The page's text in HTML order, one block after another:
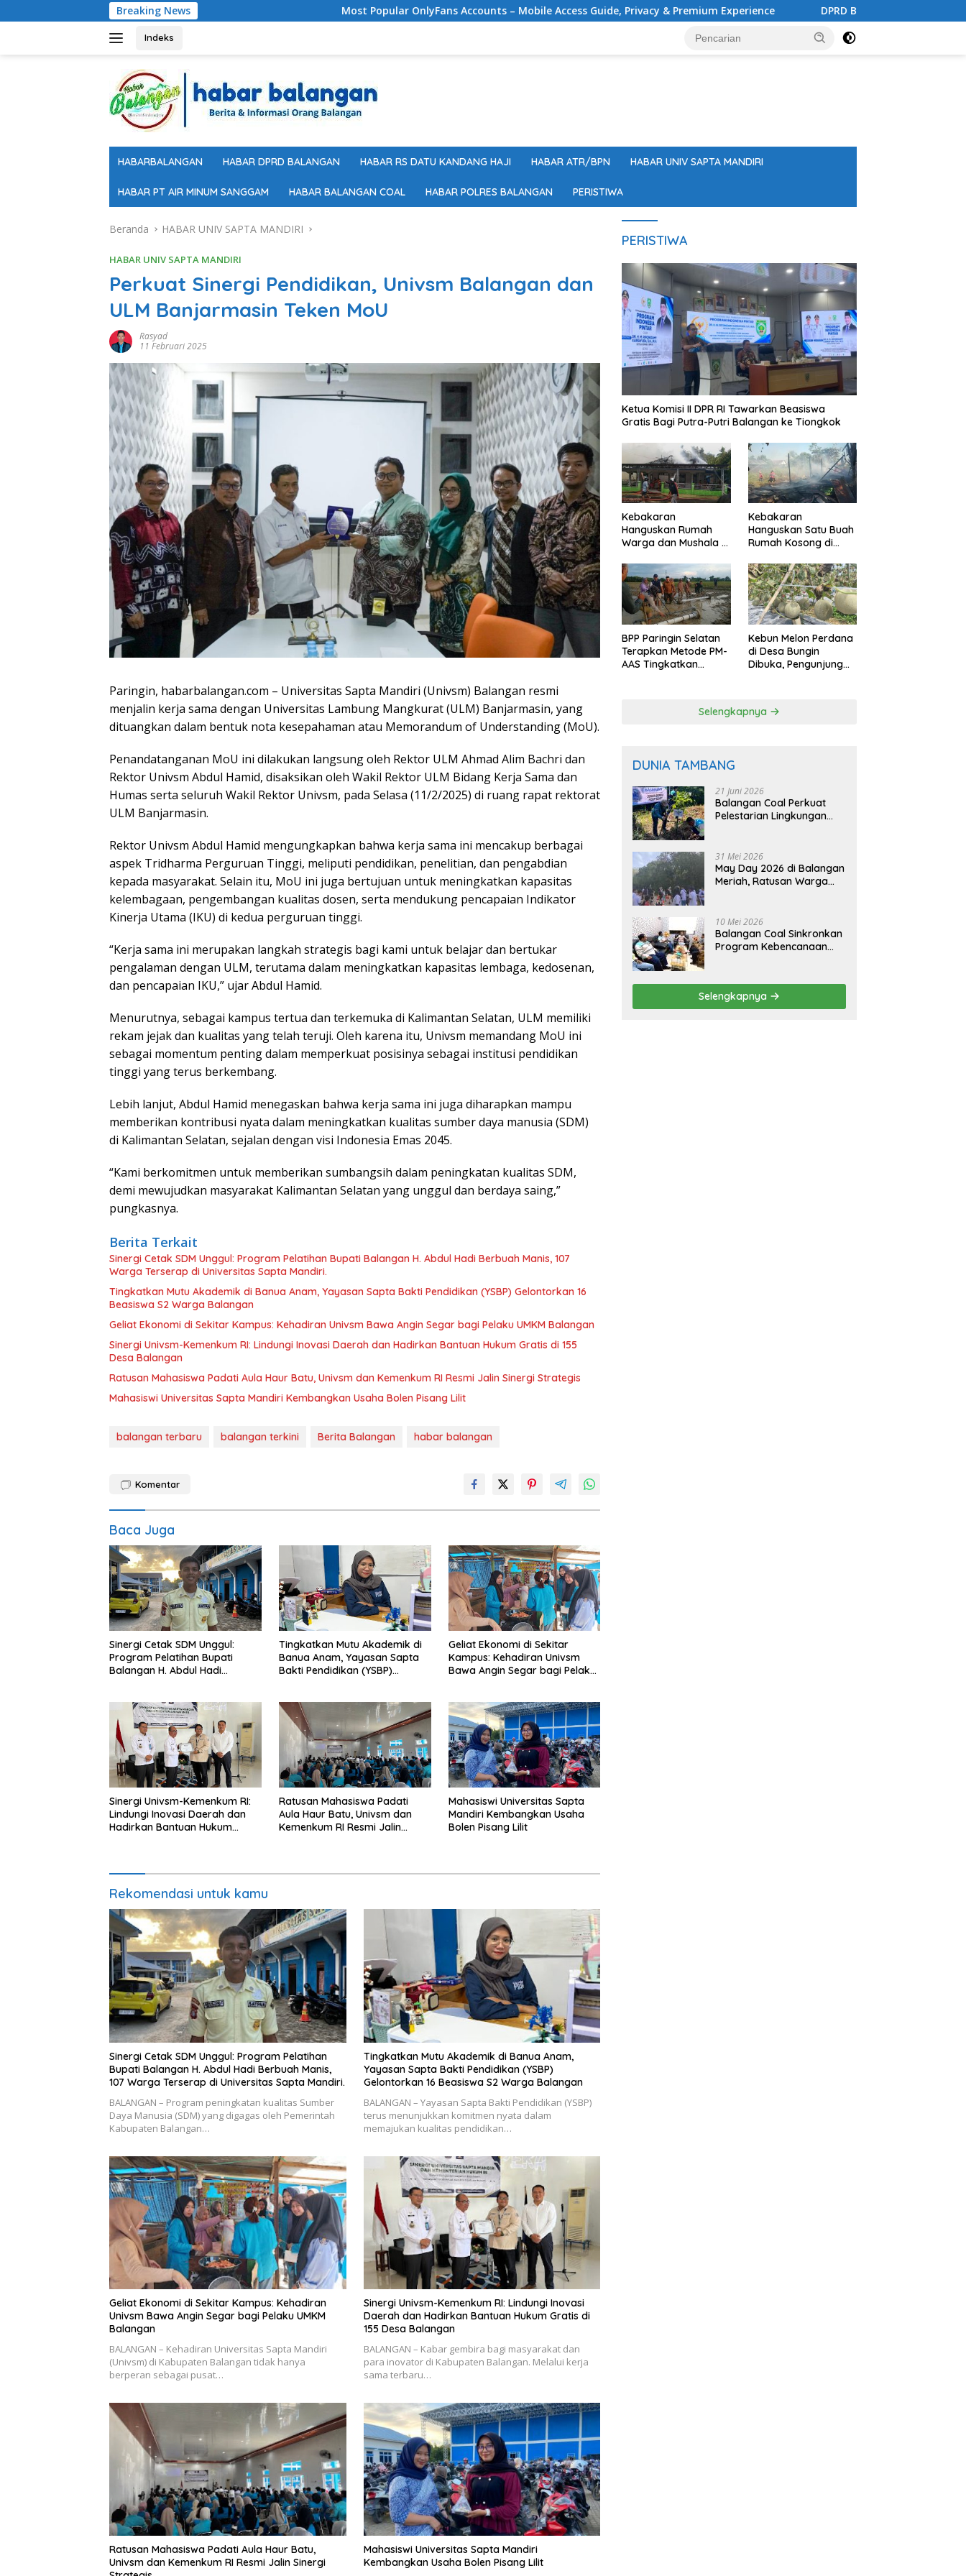
ke
Breaking News Most Popular OnlyFans Accounts – Mobile Access Guide, Privacy & Premium Experience DPRD Balangan Ketok Persetujuan Raperda
Indeks
HABARBALANGAN HABAR DPRD BALANGAN HABAR RS DATU KANDANG HAJI HABAR ATR/BPN HABAR UNIV SAPTA MANDIRI
HABAR PT AIR MINUM SANGGAM HABAR BALANGAN COAL HABAR POLRES BALANGAN PERISTIWA
Beranda HABAR UNIV SAPTA MANDIRI
HABAR UNIV SAPTA MANDIRI
Perkuat Sinergi Pendidikan, Univsm Balangan dan
ULM Banjarmasin Teken MoU
Rasyad
11 Februari 2025
Paringin, habarbalangan.com – Universitas Sapta Mandiri (Univsm) Balangan resmi
menjalin kerja sama dengan Universitas Lambung Mangkurat (ULM) Banjarmasin, yang
dituangkan dalam bentuk nota kesepahaman atau Memorandum of Understanding (MoU).
Penandatanganan MoU ini dilakukan langsung oleh Rektor ULM Ahmad Alim Bachri dan
Rektor Univsm Abdul Hamid, disaksikan oleh Wakil Rektor ULM Bidang Kerja Sama dan
Humas serta seluruh Wakil Rektor Univsm, pada Selasa (11/2/2025) di ruang rapat rektorat
ULM Banjarmasin.
Rektor Univsm Abdul Hamid mengungkapkan bahwa kerja sama ini mencakup berbagai
aspek Tridharma Perguruan Tinggi, meliputi pendidikan, penelitian, dan pengabdian
kepada masyarakat. Selain itu, MoU ini juga bertujuan untuk meningkatkan kapasitas
kelembagaan, pengembangan kualitas dosen, serta mendukung pencapaian Indikator
Kinerja Utama (IKU) di kedua perguruan tinggi.
“Kerja sama ini merupakan langkah strategis bagi kami untuk belajar dan bertukar
pengalaman dengan ULM, terutama dalam meningkatkan kapasitas lembaga, kedosenan,
dan pencapaian IKU,” ujar Abdul Hamid.
Menurutnya, sebagai kampus tertua dan terkemuka di Kalimantan Selatan, ULM memiliki
rekam jejak dan kualitas yang telah teruji. Oleh karena itu, Univsm memandang MoU ini
sebagai momentum penting dalam memperkuat posisinya sebagai institusi pendidikan
tinggi yang terus berkembang.
Lebih lanjut, Abdul Hamid menegaskan bahwa kerja sama ini juga diharapkan mampu
memberikan kontribusi nyata dalam meningkatkan kualitas sumber daya manusia (SDM)
di Kalimantan Selatan, sejalan dengan visi Indonesia Emas 2045.
“Kami berkomitmen untuk memberikan sumbangsih dalam peningkatan kualitas SDM,
demi mewujudkan masyarakat Kalimantan Selatan yang unggul dan berdaya saing,”
pungkasnya.
Berita Terkait
Sinergi Cetak SDM Unggul: Program Pelatihan Bupati Balangan H. Abdul Hadi Berbuah Manis, 107
Warga Terserap di Universitas Sapta Mandiri.
Tingkatkan Mutu Akademik di Banua Anam, Yayasan Sapta Bakti Pendidikan (YSBP) Gelontorkan 16
Beasiswa S2 Warga Balangan
Geliat Ekonomi di Sekitar Kampus: Kehadiran Univsm Bawa Angin Segar bagi Pelaku UMKM Balangan
Sinergi Univsm-Kemenkum RI: Lindungi Inovasi Daerah dan Hadirkan Bantuan Hukum Gratis di 155
Desa Balangan
Ratusan Mahasiswa Padati Aula Haur Batu, Univsm dan Kemenkum RI Resmi Jalin Sinergi Strategis
Mahasiswi Universitas Sapta Mandiri Kembangkan Usaha Bolen Pisang Lilit
balangan terbaru balangan terkini Berita Balangan habar balangan
Komentar
Baca Juga
Sinergi Cetak SDM Unggul:
Program Pelatihan Bupati
Balangan H. Abdul Hadi
Mandiri.
Tingkatkan Mutu Akademik di
Banua Anam, Yayasan Sapta
Bakti Pendidikan (YSBP)
Geliat Ekonomi di Sekitar
Kampus: Kehadiran Univsm
Bawa Angin Segar bagi Pelaku
Sinergi Univsm-Kemenkum RI:
Lindungi Inovasi Daerah dan
Hadirkan Bantuan Hukum
Ratusan Mahasiswa Padati
Aula Haur Batu, Univsm dan
Kemenkum RI Resmi Jalin
Mahasiswi Universitas Sapta
Mandiri Kembangkan Usaha
Bolen Pisang Lilit
Rekomendasi untuk kamu
Sinergi Cetak SDM Unggul: Program Pelatihan
Bupati Balangan H. Abdul Hadi Berbuah Manis,
107 Warga Terserap di Universitas Sapta Mandiri.
BALANGAN – Program peningkatan kualitas Sumber
Daya Manusia (SDM) yang digagas oleh Pemerintah
Kabupaten Balangan…
Tingkatkan Mutu Akademik di Banua Anam,
Yayasan Sapta Bakti Pendidikan (YSBP)
Gelontorkan 16 Beasiswa S2 Warga Balangan
BALANGAN – Yayasan Sapta Bakti Pendidikan (YSBP)
terus menunjukkan komitmen nyata dalam
memajukan kualitas pendidikan…
Geliat Ekonomi di Sekitar Kampus: Kehadiran
Univsm Bawa Angin Segar bagi Pelaku UMKM
Balangan
BALANGAN – Kehadiran Universitas Sapta Mandiri
(Univsm) di Kabupaten Balangan tidak hanya
berperan sebagai pusat…
Sinergi Univsm-Kemenkum RI: Lindungi Inovasi
Daerah dan Hadirkan Bantuan Hukum Gratis di
155 Desa Balangan
BALANGAN – Kabar gembira bagi masyarakat dan
para inovator di Kabupaten Balangan. Melalui kerja
sama terbaru…
Ratusan Mahasiswa Padati Aula Haur Batu,
Univsm dan Kemenkum RI Resmi Jalin Sinergi
Mahasiswi Universitas Sapta Mandiri
Kembangkan Usaha Bolen Pisang Lilit
PERISTIWA
Ketua Komisi II DPR RI Tawarkan Beasiswa
Gratis Bagi Putra-Putri Balangan ke Tiongkok
Kebakaran
Hanguskan Rumah
Warga dan Mushala di
Terdampak
Kebakaran
Hanguskan Satu Buah
Rumah Kosong di
BPP Paringin Selatan
Terapkan Metode PM-
AAS Tingkatkan
Kebun Melon Perdana
di Desa Bungin
Dibuka, Pengunjung
Selengkapnya
DUNIA TAMBANG
21 Juni 2026
Balangan Coal Perkuat
Pelestarian Lingkungan
31 Mei 2026
May Day 2026 di Balangan
Meriah, Ratusan Warga
10 Mei 2026
Balangan Coal Sinkronkan
Program Kebencanaan
Selengkapnya